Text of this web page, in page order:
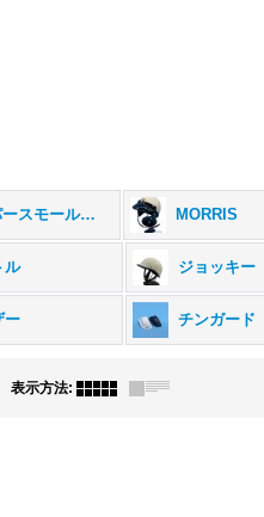
スーパースモールジェット500 MORRIS
ル ジョッキー
ー チンガード
表示方法: